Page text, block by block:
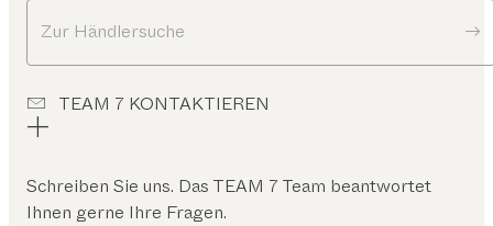
Zur Händlersuche
TEAM 7 KONTAKTIEREN
Schreiben Sie uns. Das TEAM 7 Team beantwortet
Ihnen gerne Ihre Fragen.